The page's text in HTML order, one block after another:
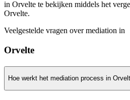
in Orvelte te bekijken middels het
Orvelte.
Veelgestelde vragen over mediation in
Orvelte
Hoe werkt het mediation process in